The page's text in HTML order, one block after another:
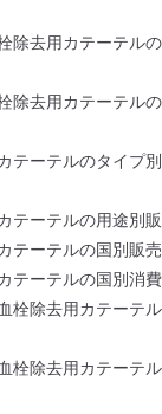
除去用カテーテル
除去用カテーテル
テーテルのタイプ
テーテルの用途別
テーテルの国別販
テーテルの国別消
栓除去用カテーテ
栓除去用カテーテ